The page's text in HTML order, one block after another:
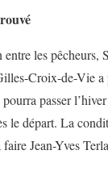
les pêcheurs,
Croix-de-Vie a
passer
le départ. La
Jean-Yves